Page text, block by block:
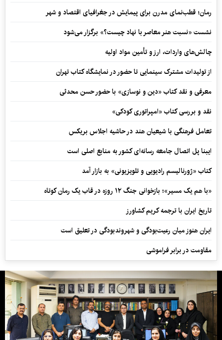
رمان؛ قطب‌نمای مدرن برای پیمایش در جغرافیای اقتصاد و شهر
نشست «نسبت هنر معاصر با نهاد چیست؟» برگزار می‌شود
چالش‌های واردات، ارز و تأمین مواد اولیه
از تولیدات مشترک سینمایی تا حضور در نمایشگاه کتاب تهران
معرفی و نقد کتاب «دین و نوسازی» با حضور حسن محدثی
نقد و بررسی کتاب «امپراتوری کودکی»
تعامل فرهنگی با شیعیان هند در حاشیه اجلاس بریکس
ایبنا پل اتصال جامعه رسانه‌ای کشور به منابع اصلی است
کتاب «ژورنالیسم رادیویی و تلویزیونی» به بازار آمد
«با هم یک مسیر»؛ بازخوانی جنگ ۱۲ روزه در قاب یک رمان کوتاه
تاریخ ایران با ترجمه کریم کشاورز
ایران هنوز میان رعیت‌بودگی و شهروندبودگی در تعلیق است
مقاومت در برابر فراموشی